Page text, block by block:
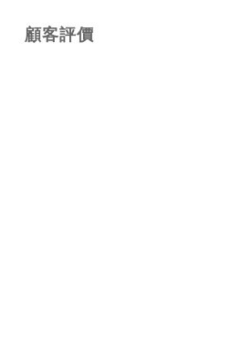
顧客評價